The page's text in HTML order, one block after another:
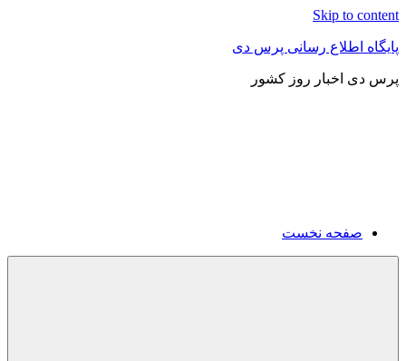
Skip to content
پایگاه اطلاع رسانی پرس دی
پرس دی اخبار روز کشور
صفحه نخست